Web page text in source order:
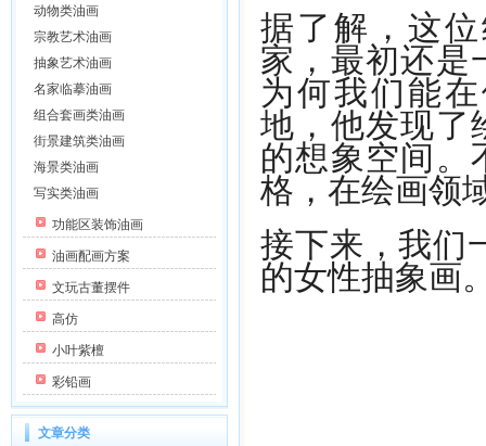
动物类油画
宗教艺术油画
抽象艺术油画
名家临摹油画
组合套画类油画
街景建筑类油画
海景类油画
写实类油画
功能区装饰油画
油画配画方案
文玩古董摆件
高仿
小叶紫檀
彩铅画
文章分类
据了解，这
家，最初还是
为何我们能
地，他发现了
的想象空间。
格，在绘画领
接下来，我们
的女性抽象画